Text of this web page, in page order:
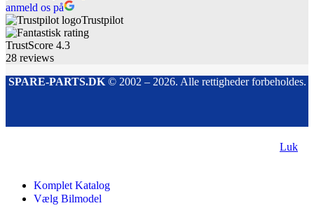
anmeld os på
Trustpilot
TrustScore 4.3
28 reviews
SPARE-PARTS.DK© 2002 – 2026. Alle rettigheder forbeholdes.
Luk
Komplet Katalog
Vælg Bilmodel